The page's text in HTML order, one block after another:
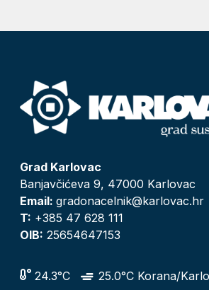
Grad Karlovac
Banjavčićeva 9, 47000 Karlovac
Email: gradonacelnik@karlovac.hr
T: +385 47 628 111
OIB: 25654647153
24.3°C
25.0°C Korana/